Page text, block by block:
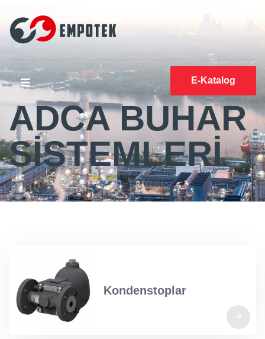
E-Katalog
ADCA BUHAR
SİSTEMLERİ
Kondenstoplar